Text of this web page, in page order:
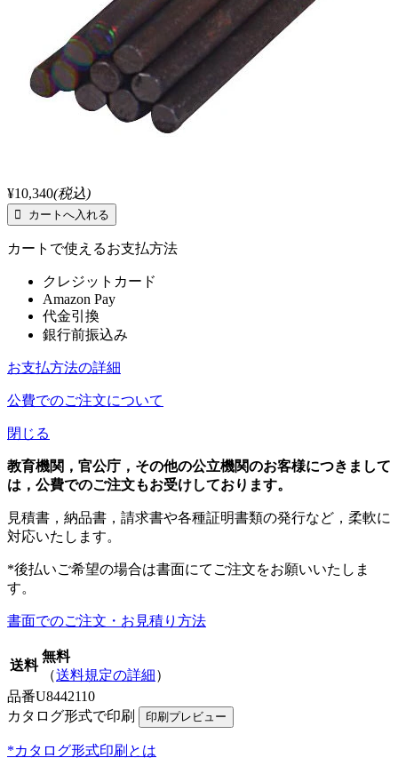
¥10,340(税込)
カートで使えるお支払方法
クレジットカード
Amazon Pay
代金引換
銀行前振込み
お支払方法の詳細
公費でのご注文について
閉じる
教育機関，官公庁，その他の公立機関のお客様につきまして
は，公費でのご注文もお受けしております。
見積書，納品書，請求書や各種証明書類の発行など，柔軟に
対応いたします。
*後払いご希望の場合は書面にてご注文をお願いいたしま
す。
書面でのご注文・お見積り方法
送料
無料
（送料規定の詳細）
品番U8442110
カタログ形式で印刷
*カタログ形式印刷とは